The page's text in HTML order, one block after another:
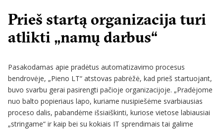
Prieš startą organizacija turi
atlikti „namų darbus“
Pasakodamas apie pradėtus automatizavimo procesus
bendrovėje, „Pieno LT“ atstovas pabrėžė, kad prieš startuojant,
buvo svarbu gerai pasirengti pačioje organizacijoje. „Pradėjome
nuo balto popieriaus lapo, kuriame nusipiešėme svarbiausias
proceso dalis, pabandėme išsiaiškinti, kuriose vietose labiausiai
„stringame“ ir kaip bei su kokiais IT sprendimais tai galime